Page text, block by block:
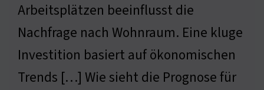
Arbeitsplätzen beeinflusst die
Nachfrage nach Wohnraum. Eine kluge
Investition basiert auf ökonomischen
Trends […] Wie sieht die Prognose für